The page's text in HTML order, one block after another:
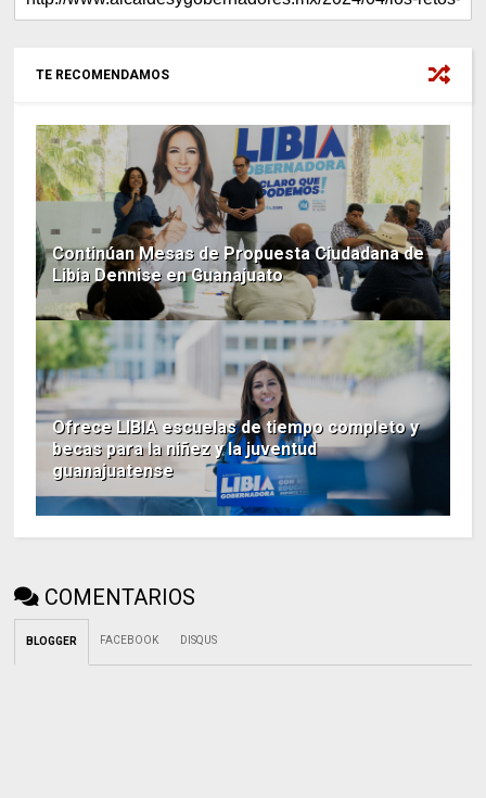
TE RECOMENDAMOS
Continúan Mesas de Propuesta Ciudadana de
Libia Dennise en Guanajuato
Ofrece LIBIA escuelas de tiempo completo y
becas para la niñez y la juventud
guanajuatense
COMENTARIOS
BLOGGER FACEBOOK DISQUS